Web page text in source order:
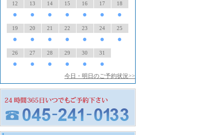
12
●
13
●
14
●
15
●
16
●
17
●
18
●
19
●
20
●
21
●
22
●
23
●
24
●
25
●
26
●
27
●
28
●
29
●
30
●
31
●
今日・明日のご予約状況>>